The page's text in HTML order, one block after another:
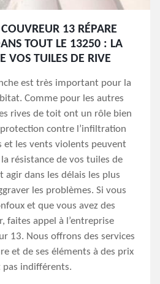
13 RÉPARE
TOUT LE 13250 : LA
VOS TUILES DE RIVE
est très important pour la
Comme pour les autres
rives de toit ont un rôle bien
contre l’infiltration
et les vents violents peuvent
résistance de vos tuiles de
agir dans les délais les plus
les problèmes. Si vous
et que vous avez des
faites appel à l’entreprise
13. Nous offrons des services
et de ses éléments à des prix
pas indifférents.